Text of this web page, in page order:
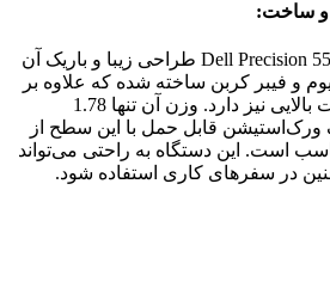
و ساخت:
یکی از ویژگی‌های بارز Dell Precision 5520 طراحی زیبا و باریک آن
و فیبر کربن ساخته شده که علاوه بر
زیبایی، استحکام و مقاومت بالایی نیز دارد. وزن آن تنها 1.78
قابل حمل با این سطح از
است. این دستگاه به راحتی می‌تواند
در سفرهای کاری استفاده شود.